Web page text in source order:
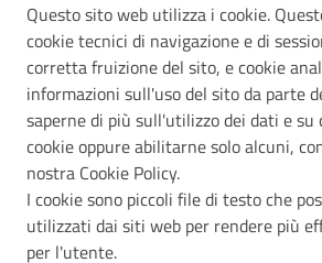
Questo sito web utilizza i cookie.
cookie tecnici di navigazione e di
corretta fruizione del sito, e cookie
informazioni sull'uso del sito da parte
saperne di più sull'utilizzo dei dati e su
cookie oppure abilitarne solo alcuni,
nostra Cookie Policy.
I cookie sono piccoli file di testo che
utilizzati dai siti web per rendere più
per l'utente.